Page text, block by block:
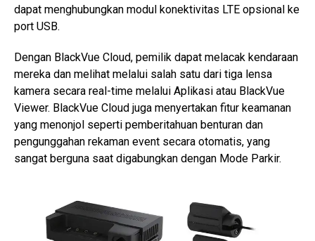
dapat menghubungkan modul konektivitas LTE opsional ke
port USB.
Dengan BlackVue Cloud, pemilik dapat melacak kendaraan
mereka dan melihat melalui salah satu dari tiga lensa
kamera secara real-time melalui Aplikasi atau BlackVue
Viewer. BlackVue Cloud juga menyertakan fitur keamanan
yang menonjol seperti pemberitahuan benturan dan
pengunggahan rekaman event secara otomatis, yang
sangat berguna saat digabungkan dengan Mode Parkir.